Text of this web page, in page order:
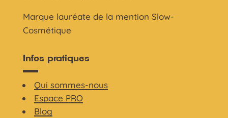
Marque lauréate de la mention Slow-
Cosmétique
Infos pratiques
Qui sommes-nous
Espace PRO
Blog